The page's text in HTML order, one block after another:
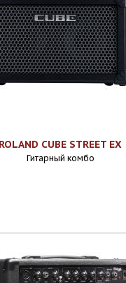
ROLAND CUBE STREET EX
Гитарный комбо